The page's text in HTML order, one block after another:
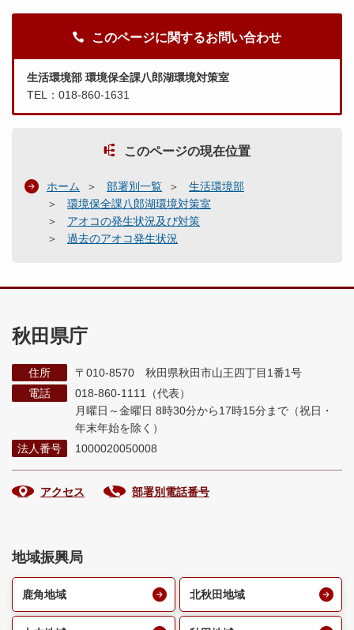
このページに関するお問い合わせ
生活環境部 環境保全課八郎湖環境対策室
TEL：018-860-1631
このページの現在位置
ホーム 部署別一覧
生活環境部
環境保全課八郎湖環境対策室
アオコの発生状況及び対策
過去のアオコ発生状況
秋田県庁
住所
〒010-8570 秋田県秋田市山王四丁目1番1号
電話
018-860-1111（代表）
月曜日～金曜日 8時30分から17時15分まで （祝日・
年末年始を除く）
法人番号
1000020050008
アクセス 部署別電話番号
地域振興局
鹿角地域 北秋田地域